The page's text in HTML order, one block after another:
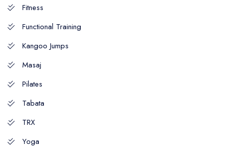
Fitness
Functional Training
Kangoo Jumps
Masaj
Pilates
Tabata
TRX
Yoga